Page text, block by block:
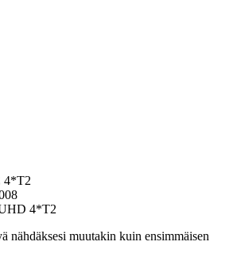
4*T2
4*T2
nähdäksesi muutakin kuin ensimmäisen